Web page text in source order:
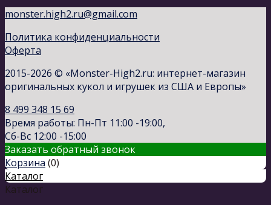
monster.high2.ru@gmail.com
Политика конфиденциальности
Оферта
2015-2026 © «Monster-High2.ru: интернет-магазин
оригинальных кукол и игрушек из США и Европы»
8 499 348 15 69
Время работы: Пн-Пт 11:00 -19:00,
Сб-Вс 12:00 -15:00
Заказать обратный звонок
Корзина (0)
Каталог
Каталог